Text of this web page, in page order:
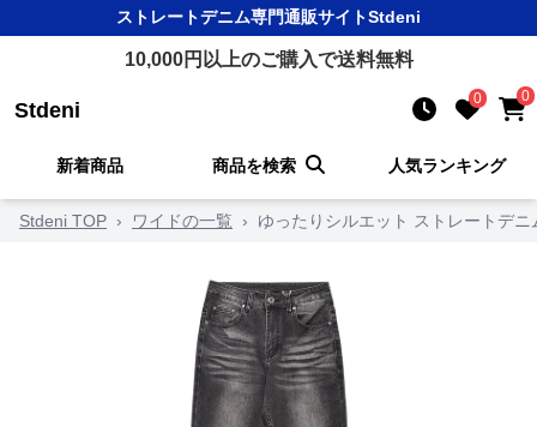
ストレートデニム専門通販サイトStdeni
10,000円以上のご購入で送料無料
Stdeni 0 0
新着商品 商品を検索 人気ランキング
Stdeni TOP › ワイドの一覧 › ゆったりシルエット ストレートデニ